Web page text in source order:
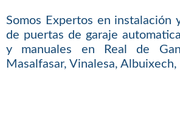
Somos Expertos en instalación
de puertas de garaje
y manuales en Real de
Masalfasar, Vinalesa,